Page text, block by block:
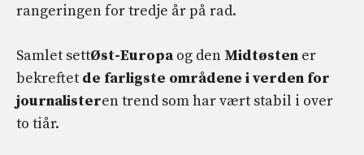
rangeringen for tredje år på rad.
Samlet settØst-Europa og den Midtøsten er
bekreftet de farligste områdene i verden for
journalisteren trend som har vært stabil i over
to tiår.